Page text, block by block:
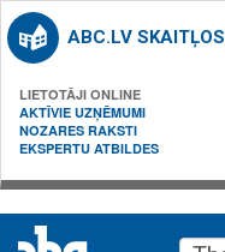
ABC.LV SKAITĻOS
LIETOTĀJI ONLINE
AKTĪVIE UZŅĒMUMI
NOZARES RAKSTI
EKSPERTU ATBILDES